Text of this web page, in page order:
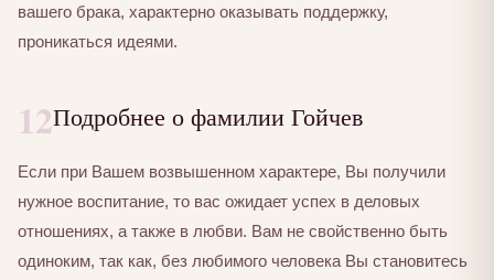
вашего брака, характерно оказывать поддержку,
проникаться идеями.
12Подробнее о фамилии Гойчев
Если при Вашем возвышенном характере, Вы получили
нужное воспитание, то вас ожидает успех в деловых
отношениях, а также в любви. Вам не свойственно быть
одиноким, так как, без любимого человека Вы становитесь